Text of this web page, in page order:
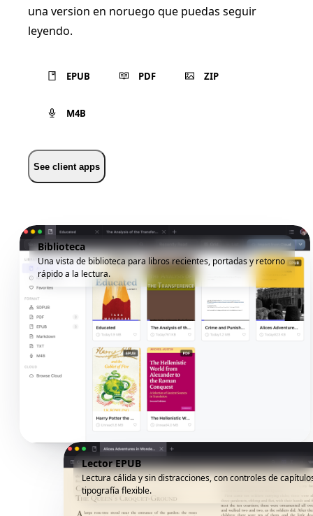
una version en noruego que puedas seguir
leyendo.
EPUB PDF ZIP
M4B
See client apps
Biblioteca
Una vista de biblioteca para libros recientes, portadas y retorno
rápido a la lectura.
Lector EPUB
Lectura cálida y sin distracciones, con controles de
tipografía flexible.